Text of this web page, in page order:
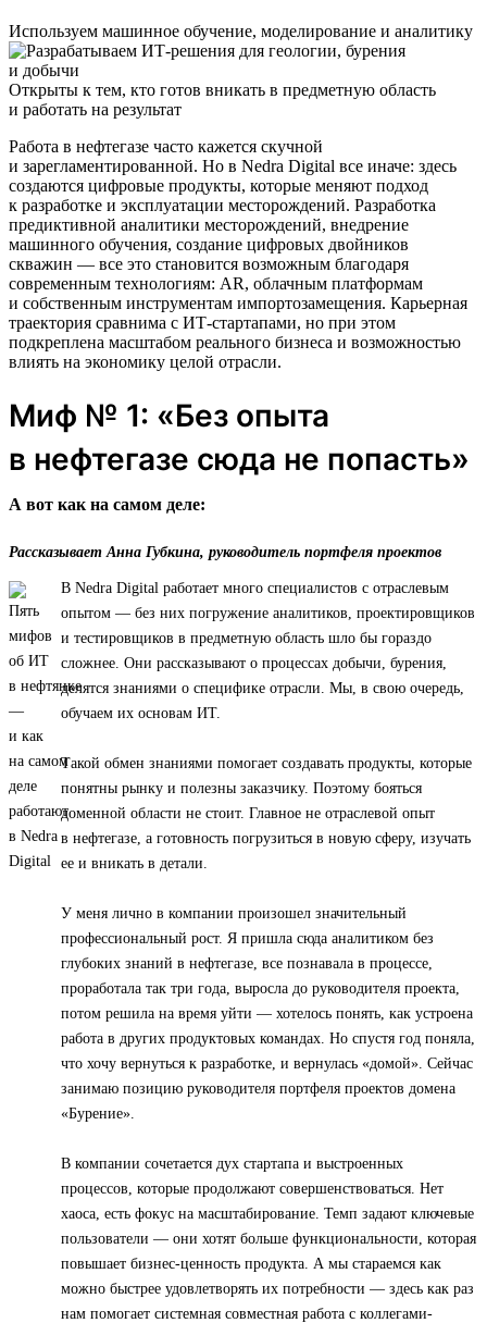
Используем машинное обучение, моделирование и аналитику
Открыты к тем, кто готов вникать в предметную область
и работать на результат
Работа в нефтегазе часто кажется скучной
и зарегламентированной. Но в Nedra Digital все иначе: здесь
создаются цифровые продукты, которые меняют подход
к разработке и эксплуатации месторождений. Разработка
предиктивной аналитики месторождений, внедрение
машинного обучения, создание цифровых двойников
скважин — все это становится возможным благодаря
современным технологиям: AR, облачным платформам
и собственным инструментам импортозамещения. Карьерная
траектория сравнима с ИТ-стартапами, но при этом
подкреплена масштабом реального бизнеса и возможностью
влиять на экономику целой отрасли.
Миф № 1: «Без опыта
в нефтегазе сюда не попасть»
А вот как на самом деле:
Рассказывает Анна Губкина, руководитель портфеля проектов
В Nedra Digital работает много специалистов с отраслевым
опытом — без них погружение аналитиков, проектировщиков
и тестировщиков в предметную область шло бы гораздо
сложнее. Они рассказывают о процессах добычи, бурения,
делятся знаниями о специфике отрасли. Мы, в свою очередь,
обучаем их основам ИТ.
Такой обмен знаниями помогает создавать продукты, которые
понятны рынку и полезны заказчику. Поэтому бояться
доменной области не стоит. Главное не отраслевой опыт
в нефтегазе, а готовность погрузиться в новую сферу, изучать
ее и вникать в детали.
У меня лично в компании произошел значительный
профессиональный рост. Я пришла сюда аналитиком без
глубоких знаний в нефтегазе, все познавала в процессе,
проработала так три года, выросла до руководителя проекта,
потом решила на время уйти — хотелось понять, как устроена
работа в других продуктовых командах. Но спустя год поняла,
что хочу вернуться к разработке, и вернулась «домой». Сейчас
занимаю позицию руководителя портфеля проектов домена
«Бурение».
В компании сочетается дух стартапа и выстроенных
процессов, которые продолжают совершенствоваться. Нет
хаоса, есть фокус на масштабирование. Темп задают ключевые
пользователи — они хотят больше функциональности, которая
повышает бизнес-ценность продукта. А мы стараемся как
можно быстрее удовлетворять их потребности — здесь как раз
нам помогает системная совместная работа с коллегами-